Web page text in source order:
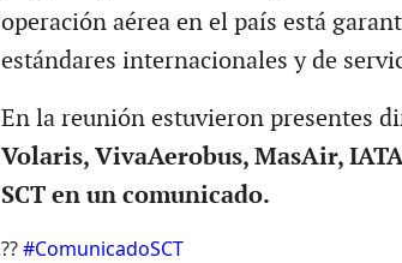
operación aérea en el país está
estándares internacionales y de
En la reunión estuvieron presentes
Volaris, VivaAerobus, MasAir,
SCT en un comunicado.
??#ComunicadoSCT